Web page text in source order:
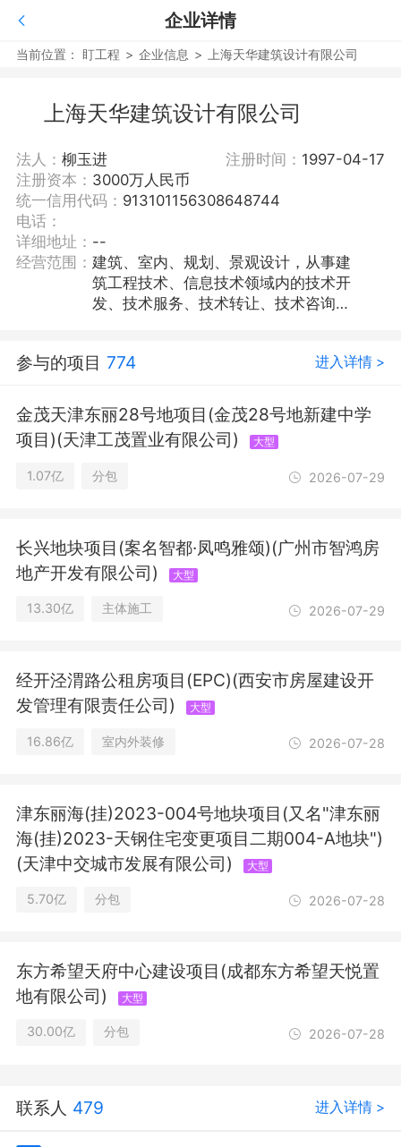
企业详情
当前位置： 盯工程 > 企业信息 > 上海天华建筑设计有限公司
上海天华建筑设计有限公司
法人： 柳玉进 注册时间： 1997-04-17
注册资本： 3000万人民币
统一信用代码： 913101156308648744
电话：
详细地址： --
经营范围： 建筑、室内、规划、景观设计，从事建
筑工程技术、信息技术领域内的技术开
发、技术服务、技术转让、技术咨询，
【依法须经批准的项目，经相关部门批
参与的项目 774 进入详情 >
金茂天津东丽28号地项目(金茂28号地新建中学
项目)(天津工茂置业有限公司)
大型
1.07亿 分包 2026-07-29
长兴地块项目(案名智都·凤鸣雅颂)(广州市智鸿房
地产开发有限公司)
大型
13.30亿 主体施工 2026-07-29
经开泾渭路公租房项目(EPC)(西安市房屋建设开
发管理有限责任公司)
大型
16.86亿 室内外装修 2026-07-28
津东丽海(挂)2023-004号地块项目(又名"津东丽
海(挂)2023-天钢住宅变更项目二期004-A地块")
(天津中交城市发展有限公司)
大型
5.70亿 分包 2026-07-28
东方希望天府中心建设项目(成都东方希望天悦置
地有限公司)
大型
30.00亿 分包 2026-07-28
联系人 479 进入详情 >